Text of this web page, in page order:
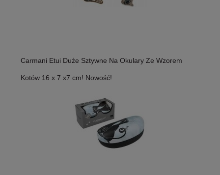
Carmani Etui Duże Sztywne Na Okulary Ze Wzorem
Kotów 16 x 7 x7 cm! Nowość!